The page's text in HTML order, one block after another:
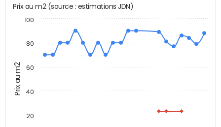
Prix au m2
Prix au m2 (source : estimations JDN)
20
40
60
80
100